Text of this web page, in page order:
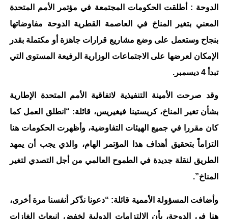
الدوحة : أطلقت الحكومات المجتمعة في مؤتمر الأمم المتحدة
المعني بتغير المناخ في العاصمة القطرية الدوحة مفاوضاتها
بنجاح وستعمل على وضع مشاريع قرارات جاهزة أو مكتملة بقدر
الإمكان لعرضها على الاجتماعات الوزارية الرفيعة المستوى التي
تبدأ 4 ديسمبر.
وقد صرحت الأمينة التنفيذية لاتفاقية الأمم المتحدة الإطارية
بشأن تغير المناخ، كريستينا فيغيريس، قائلة: “انطلق العمل كما
كان مقررا في جميع الهيئات التفاوضية، وأظهرت الحكومات هنا
التزاماً بتحقيق أهداف هذا المؤتمر الهام، والذي يجب أن يمهد
الطريق لنقلة جديدة في الطموح العالمي من أجل التصدي لتغير
المناخ”.
وأضافت المسؤولة الأممية قائلة: “دعونا نذّكر أنفسنا مرة أخرى،
هنا في الدوحة، بأن الالتزامات الدولية لخفض انبعاث الغازات